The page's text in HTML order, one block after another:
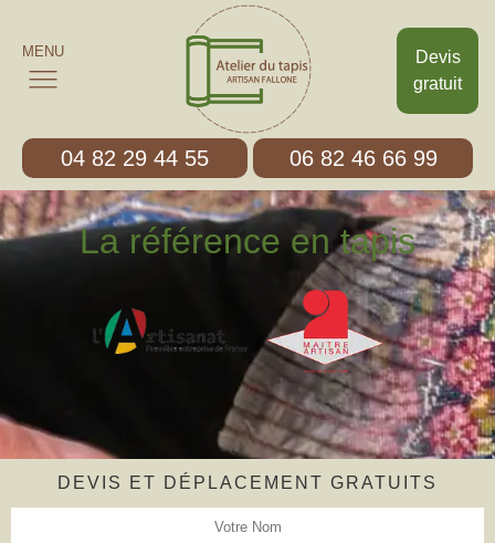
Devis
gratuit
MENU
04 82 29 44 55 06 82 46 66 99
La référence en tapis
DEVIS ET DÉPLACEMENT GRATUITS